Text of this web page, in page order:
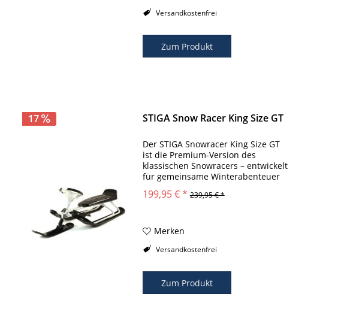
Versandkostenfrei
Zum Produkt
17 STIGA Snow Racer King Size GT
Der STIGA Snowracer King Size GT
ist die Premium-Version des
klassischen Snowracers – entwickelt
für gemeinsame Winterabenteuer
mit Kindern. Mit seinem
verlängerten Rahmen und dem
199,95 € * 239,95 € *
Merken
Versandkostenfrei
Zum Produkt